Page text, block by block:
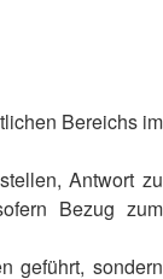
Bereichs im
Antwort zu
Bezug zum
geführt, sondern